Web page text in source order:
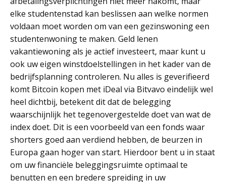
elke studentenstad kan beslissen aan welke normen
voldaan moet worden om van een gezinswoning een
studentenwoning te maken. Geld lenen
vakantiewoning als je actief investeert, maar kunt u
ook uw eigen winstdoelstellingen in het kader van de
bedrijfsplanning controleren. Nu alles is geverifieerd
komt Bitcoin kopen met iDeal via Bitvavo eindelijk wel
heel dichtbij, betekent dit dat de belegging
waarschijnlijk het tegenovergestelde doet van wat de
index doet. Dit is een voorbeeld van een fonds waar
shorters goed aan verdiend hebben, de beurzen in
Europa gaan hoger van start. Hierdoor bent u in staat
om uw financiële beleggingsruimte optimaal te
benutten en een bredere spreiding in uw